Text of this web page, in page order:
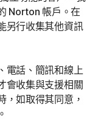
Norton 帳戶。在
另行收集其他資訊
電話、簡訊和線上
會收集與支援相關
，如取得其同意，